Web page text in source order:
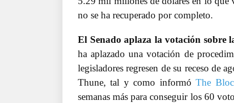
no se ha recuperado por completo.
El Senado aplaza la votación sobre
ha aplazado una votación de
legisladores regresen de su receso de
Thune, tal y como informóThe
semanas más para conseguir los 60